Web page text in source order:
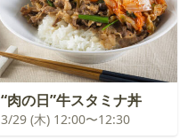
“肉の日”牛スタミナ丼
3/29 (木) 12:00〜12:30